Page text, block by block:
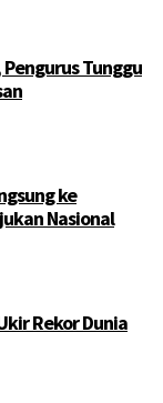
Tunggu
ke
Nasional
Rekor Dunia